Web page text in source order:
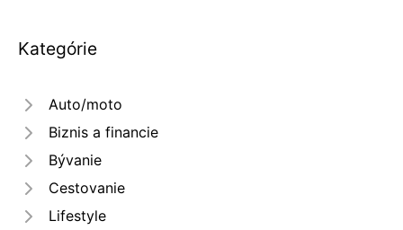
Kategórie
Auto/moto
Biznis a financie
Bývanie
Cestovanie
Lifestyle